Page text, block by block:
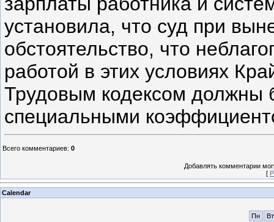
установила, что суд при
обстоятельство, что
работой в этих условиях
Трудовым кодексом должны
специальными
Всего комментариев: 0
Добавлять комментарии
[
Calendar
Пн Вт